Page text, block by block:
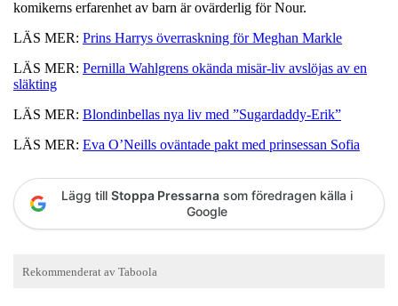
komikerns erfarenhet av barn är ovärderlig för Nour.
LÄS MER: Prins Harrys överraskning för Meghan Markle
LÄS MER: Pernilla Wahlgrens okända misär-liv avslöjas av en
släkting
LÄS MER: Blondinbellas nya liv med ”Sugardaddy-Erik”
LÄS MER: Eva O’Neills oväntade pakt med prinsessan Sofia
Lägg till Stoppa Pressarna som föredragen källa i
Google